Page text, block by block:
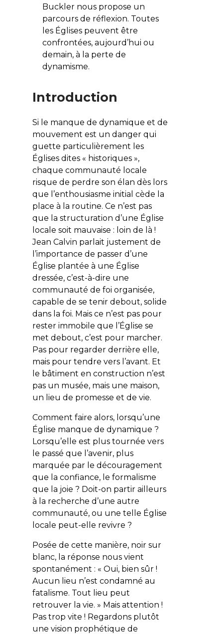
Buckler nous propose un
parcours de réflexion. Toutes
les Églises peuvent être
confrontées, aujourd’hui ou
demain, à la perte de
dynamisme.
Introduction
Si le manque de dynamique et de
mouvement est un danger qui
guette particulièrement les
Églises dites « historiques »,
chaque communauté locale
risque de perdre son élan dès lors
que l’enthousiasme initial cède la
place à la routine. Ce n’est pas
que la structuration d’une Église
locale soit mauvaise : loin de là !
Jean Calvin parlait justement de
l’importance de passer d’une
Église plantée à une Église
dressée, c’est-à-dire une
communauté de foi organisée,
capable de se tenir debout, solide
dans la foi. Mais ce n’est pas pour
rester immobile que l’Église se
met debout, c’est pour marcher.
Pas pour regarder derrière elle,
mais pour tendre vers l’avant. Et
le bâtiment en construction n’est
pas un musée, mais une maison,
un lieu de promesse et de vie.
Comment faire alors, lorsqu’une
Église manque de dynamique ?
Lorsqu’elle est plus tournée vers
le passé que l’avenir, plus
marquée par le découragement
que la confiance, le formalisme
que la joie ? Doit-on partir ailleurs
à la recherche d’une autre
communauté, ou une telle Église
locale peut-elle revivre ?
Posée de cette manière, noir sur
blanc, la réponse nous vient
spontanément : « Oui, bien sûr !
Aucun lieu n’est condamné au
fatalisme. Tout lieu peut
retrouver la vie. » Mais attention !
Pas trop vite ! Regardons plutôt
une vision prophétique de